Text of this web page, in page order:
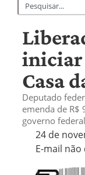
iniciar
Casa
Deputado
emenda de
governo federal
24 de
E-mail